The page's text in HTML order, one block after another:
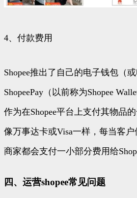
4、付款费用
Shopee推出了自己的电子钱包（
ShopeePay（以前称为Shopee
作为在Shopee平台上支付其物品
像万事达卡或Visa一样，每当客户
商家都会支付一小部分费用给
四、运营shopee常见问题